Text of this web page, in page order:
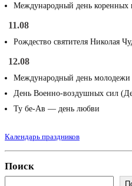
Международный день коренных
11.08
Рождество святителя Николая
12.08
Международный день молодежи
День Военно-воздушных сил
Ту бе-Ав — день любви
Календарь праздников
Поиск